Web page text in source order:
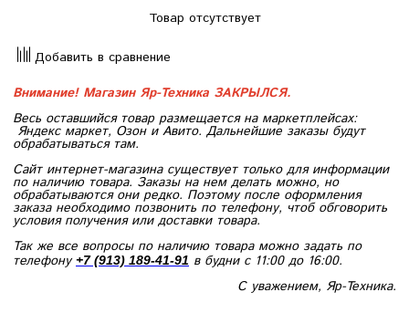
Товар отсутствует
Добавить в сравнение
Внимание! Магазин Яр-Техника ЗАКРЫЛСЯ.
Весь оставшийся товар размещается на маркетплейсах:
Яндекс маркет, Озон и Авито. Дальнейшие заказы будут
обрабатываться там.
Сайт интернет-магазина существует только для информации
по наличию товара. Заказы на нем делать можно, но
обрабатываются они редко. Поэтому после оформления
заказа необходимо позвонить по телефону, чтоб обговорить
условия получения или доставки товара.
Так же все вопросы по наличию товара можно задать по
телефону+7 (913) 189-41-91 в будни с 11:00 до 16:00.
С уважением, Яр-Техника.